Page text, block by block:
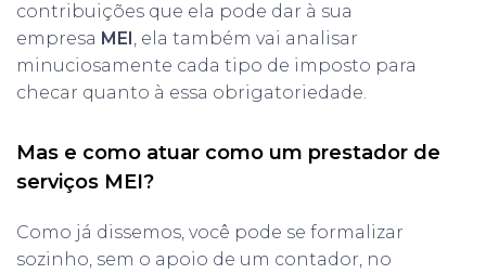
contribuições que ela pode dar à sua
empresa MEI , ela também vai analisar
minuciosamente cada tipo de imposto para
checar quanto à essa obrigatoriedade.
Mas e como atuar como um prestador de
serviços MEI?
Como já dissemos, você pode se formalizar
sozinho, sem o apoio de um contador, no